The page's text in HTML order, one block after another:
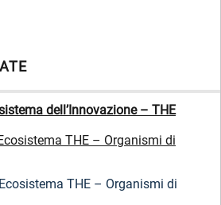
dell’Innovazione – THE
THE – Organismi di
THE – Organismi di